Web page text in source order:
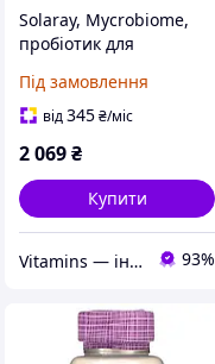
Solaray, Mycrobiome,
пробіотик для
добавок, 30 капсул
VegCap
Під замовлення
від345₴/міс
2 069₴
Купити
Vitamins — інтернет-магазин вітамінів та мінералів 93%